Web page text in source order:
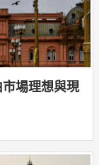
場理想與現